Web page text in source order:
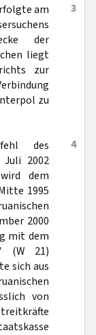
3
am
der
liegt
zur
zu
4
des
Juli 2002
dem
1995
2000
mit dem
(W 21)
sich aus
von